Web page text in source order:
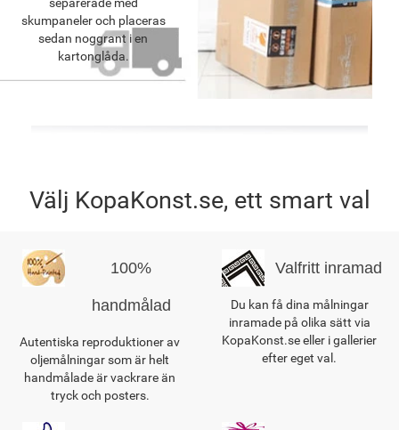
skumpaneler och placeras
sedan noggrant i en
kartonglåda.
Välj KopaKonst.se, ett smart val
100%
handmålad
Autentiska reproduktioner av
oljemålningar som är helt
handmålade är vackrare än
tryck och posters.
Valfritt inramad
Du kan få dina målningar
inramade på olika sätt via
KopaKonst.se eller i gallerier
efter eget val.